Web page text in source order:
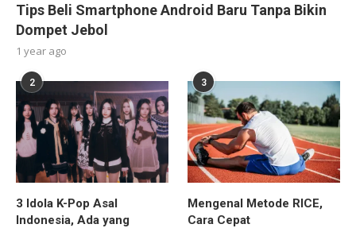
Tips Beli Smartphone Android Baru Tanpa Bikin
Dompet Jebol
1 year ago
2
3 Idola K-Pop Asal
Indonesia, Ada yang
3
Mengenal Metode RICE,
Cara Cepat